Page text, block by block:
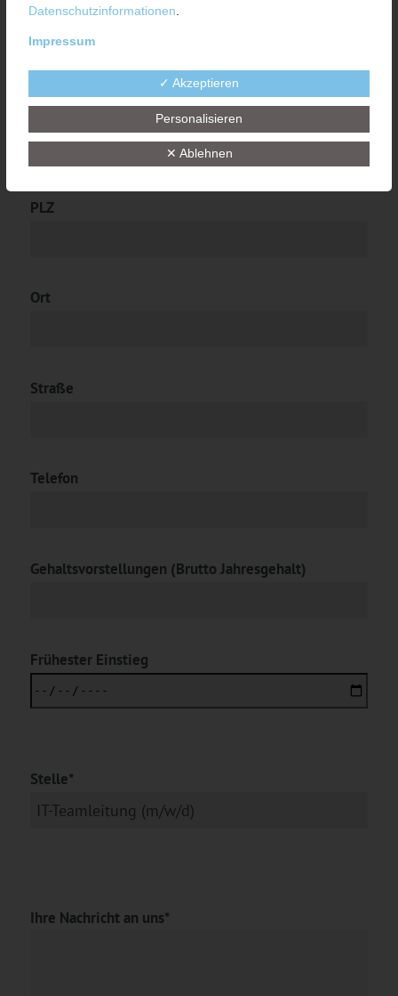
PLZ
Ort
Straße
Telefon
Gehaltsvorstellungen (Brutto Jahresgehalt)
Frühester Einstieg
Stelle*
Ihre Nachricht an uns*
Datenschutzinformationen.
Impressum
✓ Akzeptieren
Personalisieren
✕ Ablehnen